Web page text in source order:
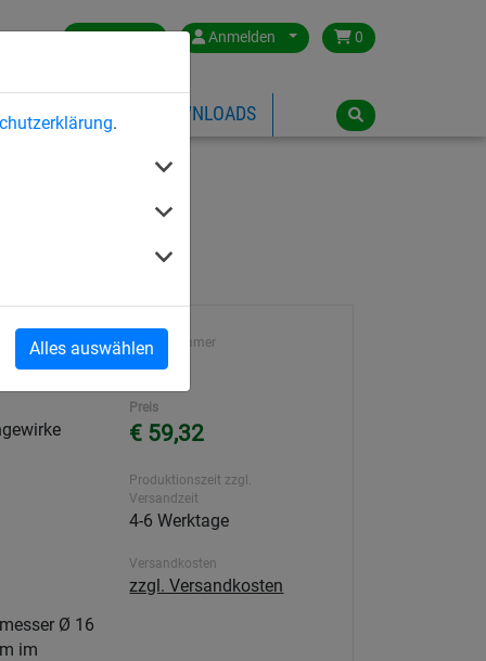
.
Alles auswählen
Germany Anmelden 0
ÜBER HUCK DOWNLOADS
Ø 16
im
Artikelnummer
7218
Preis
€ 59,32
Produktionszeit zzgl.
Versandzeit
4-6 Werktage
Versandkosten
zzgl. Versandkosten